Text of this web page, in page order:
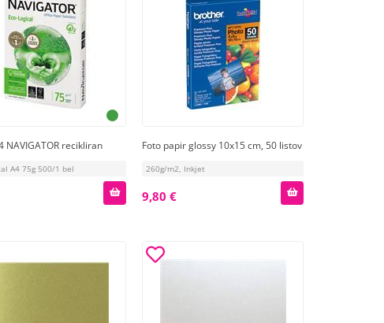
NAVIGATOR recikliran
A4 75g 500/1 bel
Foto papir glossy 10x15 cm, 50 listov
260g/m2, Inkjet
9,80 €